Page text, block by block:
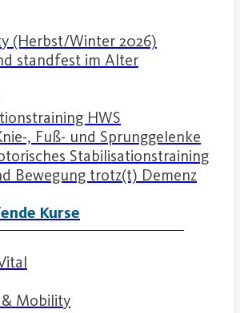
(Herbst/Winter 2026)
standfest im Alter
HWS
, Fuß- und Sprunggelenke
Stabilisationstraining
Bewegung trotz(t) Demenz
Kurse
& Mobility